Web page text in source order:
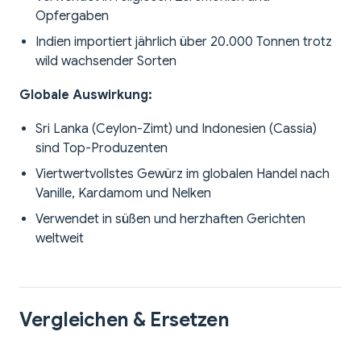
Opfergaben
Indien importiert jährlich über 20.000 Tonnen trotz
wild wachsender Sorten
Globale Auswirkung:
Sri Lanka (Ceylon-Zimt) und Indonesien (Cassia)
sind Top-Produzenten
Viertwertvollstes Gewürz im globalen Handel nach
Vanille, Kardamom und Nelken
Verwendet in süßen und herzhaften Gerichten
weltweit
Vergleichen & Ersetzen